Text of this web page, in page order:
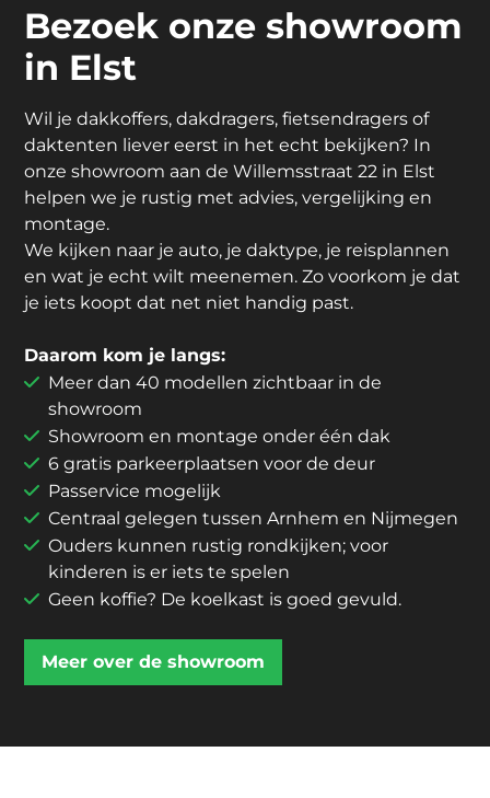
Bezoek onze showroom
in Elst
Wil je dakkoffers, dakdragers, fietsendragers of
daktenten liever eerst in het echt bekijken? In
onze showroom aan de Willemsstraat 22 in Elst
helpen we je rustig met advies, vergelijking en
montage.
We kijken naar je auto, je daktype, je reisplannen
en wat je echt wilt meenemen. Zo voorkom je dat
je iets koopt dat net niet handig past.
Daarom kom je langs:
Meer dan 40 modellen zichtbaar in de
showroom
Showroom en montage onder één dak
6 gratis parkeerplaatsen voor de deur
Passervice mogelijk
Centraal gelegen tussen Arnhem en Nijmegen
Ouders kunnen rustig rondkijken; voor
kinderen is er iets te spelen
Geen koffie? De koelkast is goed gevuld.
Meer over de showroom